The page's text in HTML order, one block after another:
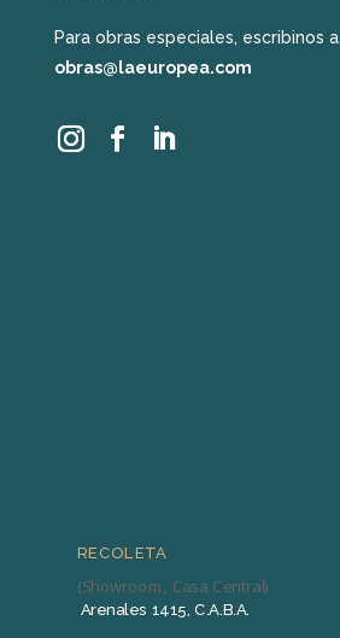
Para obras especiales, escribinos a
obras@laeuropea.com
RECOLETA
(Showroom, Casa Central)
Arenales 1415, C.A.B.A.